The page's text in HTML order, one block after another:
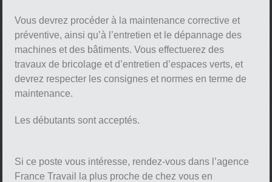
Vous devrez procéder à la maintenance corrective et
préventive, ainsi qu’à l’entretien et le dépannage des
machines et des bâtiments. Vous effectuerez des
travaux de bricolage et d’entretien d’espaces verts, et
devrez respecter les consignes et normes en terme de
maintenance.
Les débutants sont acceptés.
Si ce poste vous intéresse, rendez-vous dans l’agence
France Travail la plus proche de chez vous en